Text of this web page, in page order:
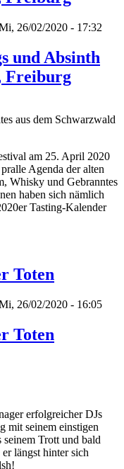
26/02/2020 - 17:32
und Absinth
Freiburg
aus dem Schwarzwald
am 25. April 2020
Agenda der alten
Whisky und Gebranntes
haben sich nämlich
Tasting-Kalender
Toten
26/02/2020 - 16:05
Toten
erfolgreicher DJs
mit seinem einstigen
Trott und bald
längst hinter sich